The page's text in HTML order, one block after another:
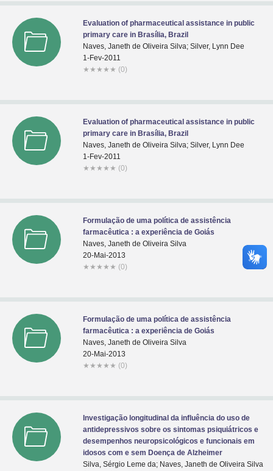
Evaluation of pharmaceutical assistance in public
primary care in Brasília, Brazil
Naves, Janeth de Oliveira Silva; Silver, Lynn Dee
1-Fev-2011
★ ★ ★ ★ ★ (0)
Evaluation of pharmaceutical assistance in public
primary care in Brasília, Brazil
Naves, Janeth de Oliveira Silva; Silver, Lynn Dee
1-Fev-2011
★ ★ ★ ★ ★ (0)
Formulação de uma política de assistência
farmacêutica : a experiência de Goiás
Naves, Janeth de Oliveira Silva
20-Mai-2013
★ ★ ★ ★ ★ (0)
Formulação de uma política de assistência
farmacêutica : a experiência de Goiás
Naves, Janeth de Oliveira Silva
20-Mai-2013
★ ★ ★ ★ ★ (0)
Investigação longitudinal da influência do uso de
antidepressivos sobre os sintomas psiquiátricos e
desempenhos neuropsicológicos e funcionais em
idosos com e sem Doença de Alzheimer
Silva, Sérgio Leme da; Naves, Janeth de Oliveira Silva